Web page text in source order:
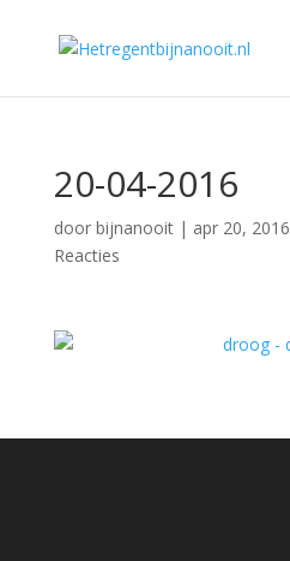
20-04-2016
door bijnanooit| apr 20, 2016
Reacties